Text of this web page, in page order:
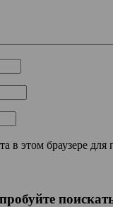
в этом браузере